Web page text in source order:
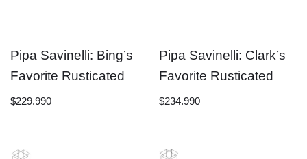
Pipa Savinelli: Bing’s
Favorite Rusticated
$229.990
Pipa Savinelli: Clark’s
Favorite Rusticated
$234.990